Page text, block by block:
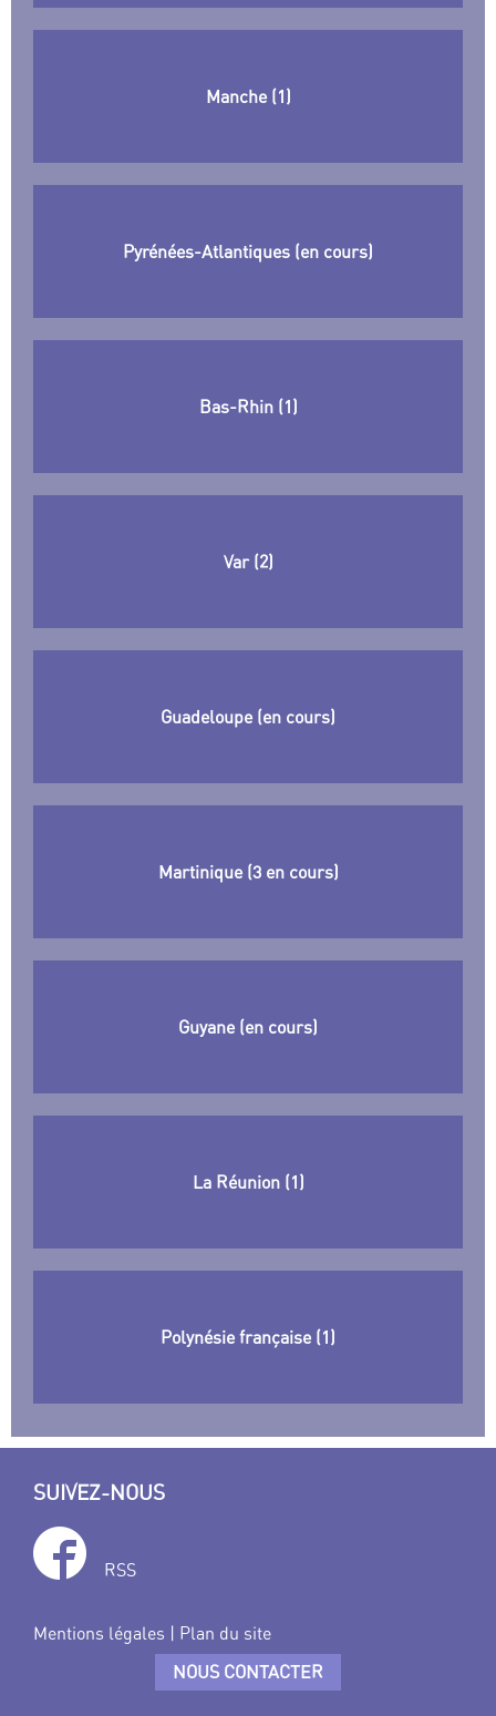
Manche (1)
Pyrénées-Atlantiques (en cours)
Bas-Rhin (1)
Var (2)
Guadeloupe (en cours)
Martinique (3 en cours)
Guyane (en cours)
La Réunion (1)
Polynésie française (1)
SUIVEZ-NOUS
RSS
Mentions légales | Plan du site
NOUS CONTACTER